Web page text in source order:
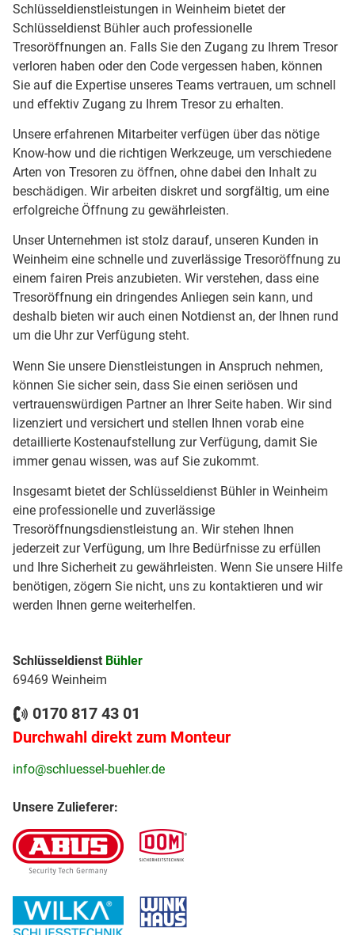
Schlüsseldienstleistungen in Weinheim bietet der
Schlüsseldienst Bühler auch professionelle
Tresoröffnungen an. Falls Sie den Zugang zu Ihrem Tresor
verloren haben oder den Code vergessen haben, können
Sie auf die Expertise unseres Teams vertrauen, um schnell
und effektiv Zugang zu Ihrem Tresor zu erhalten.
Unsere erfahrenen Mitarbeiter verfügen über das nötige
Know-how und die richtigen Werkzeuge, um verschiedene
Arten von Tresoren zu öffnen, ohne dabei den Inhalt zu
beschädigen. Wir arbeiten diskret und sorgfältig, um eine
erfolgreiche Öffnung zu gewährleisten.
Unser Unternehmen ist stolz darauf, unseren Kunden in
Weinheim eine schnelle und zuverlässige Tresoröffnung zu
einem fairen Preis anzubieten. Wir verstehen, dass eine
Tresoröffnung ein dringendes Anliegen sein kann, und
deshalb bieten wir auch einen Notdienst an, der Ihnen rund
um die Uhr zur Verfügung steht.
Wenn Sie unsere Dienstleistungen in Anspruch nehmen,
können Sie sicher sein, dass Sie einen seriösen und
vertrauenswürdigen Partner an Ihrer Seite haben. Wir sind
lizenziert und versichert und stellen Ihnen vorab eine
detaillierte Kostenaufstellung zur Verfügung, damit Sie
immer genau wissen, was auf Sie zukommt.
Insgesamt bietet der Schlüsseldienst Bühler in Weinheim
eine professionelle und zuverlässige
Tresoröffnungsdienstleistung an. Wir stehen Ihnen
jederzeit zur Verfügung, um Ihre Bedürfnisse zu erfüllen
und Ihre Sicherheit zu gewährleisten. Wenn Sie unsere Hilfe
benötigen, zögern Sie nicht, uns zu kontaktieren und wir
werden Ihnen gerne weiterhelfen.
Schlüsseldienst Bühler
69469 Weinheim
0170 817 43 01
Durchwahl direkt zum Monteur
info@schluessel-buehler.de
Unsere Zulieferer: